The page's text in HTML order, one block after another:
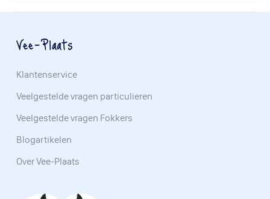
Vee-Plaats
Klantenservice
Veelgestelde vragen particulieren
Veelgestelde vragen Fokkers
Blogartikelen
Over Vee-Plaats